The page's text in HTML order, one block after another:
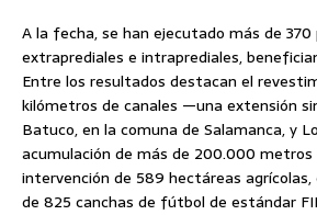
A la fecha, se han ejecutado más de
extraprediales e intraprediales,
Entre los resultados destacan el
kilómetros de canales —una extensión
Batuco, en la comuna de Salamanca, y
acumulación de más de 200.000 metros
intervención de 589 hectáreas
de 825 canchas de fútbol de estándar